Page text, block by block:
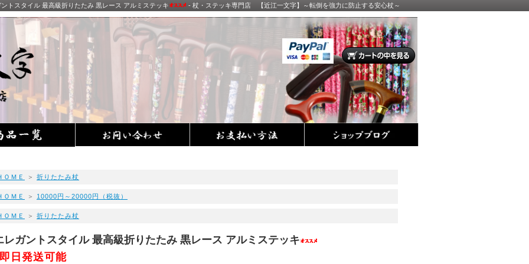
トスタイル 最高級折りたたみ 黒レース アルミステッキ - 杖・ステッキ専門店 【近江一文字】～転倒を強力に防止する安心杖～
ＯＭＥ ＞ 折りたたみ杖
ＯＭＥ ＞ 10000円～20000円（税抜）
ＯＭＥ ＞ 折りたたみ杖
レガントスタイル 最高級折りたたみ 黒レース アルミステッキ
即日発送可能